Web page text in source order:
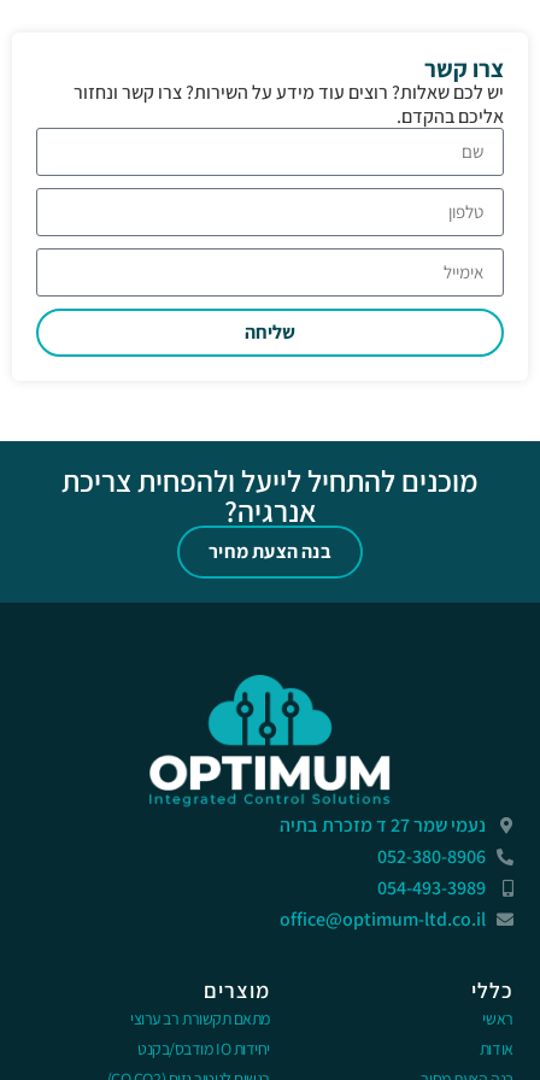
צרו קשר
יש לכם שאלות? רוצים עוד מידע על השירות? צרו קשר ונחזור
אליכם בהקדם.
שליחה
מוכנים להתחיל לייעל ולהפחית צריכת
אנרגיה?
בנה הצעת מחיר
נעמי שמר 27 ד מזכרת בתיה
052-380-8906
054-493-3989
office@optimum-ltd.co.il
כללי
ראשי
אודות
מוצרים
מתאם תקשורת רב ערוצי
יחידות IO מודבס/בקנט